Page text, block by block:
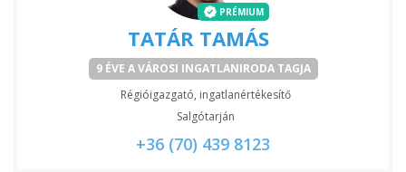
PRÉMIUM
TATÁR TAMÁS
9 ÉVE A VÁROSI INGATLANIRODA TAGJA
Régióigazgató, ingatlanértékesítő
Salgótarján
+36 (70) 439 8123